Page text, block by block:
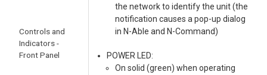
Controls and
Indicators -
Front Panel
the network to identify the unit (the
notification causes a pop-up dialog
in N-Able and N-Command)
POWER LED:
On solid (green) when operating